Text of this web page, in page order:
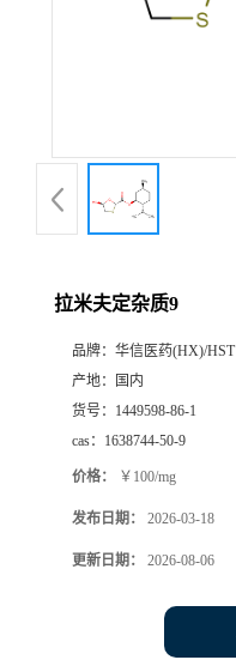
书
誉
拉米夫定杂质9
品牌： 华信医药(HX)/HST
产地：
国内
货号： 1449598-86-1
cas： 1638744-50-9
价格： ￥100/mg
发布日期： 2026-03-18
更新日期： 2026-08-06